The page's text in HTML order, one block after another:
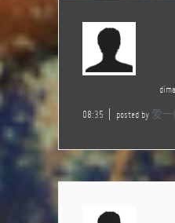
08:35 posted by 爱